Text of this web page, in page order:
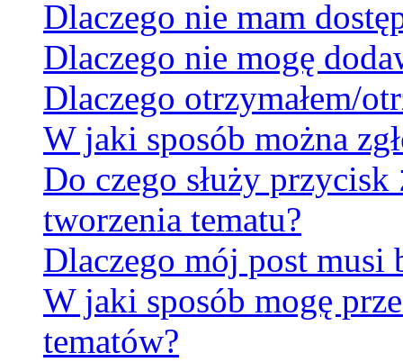
Dlaczego nie mam
Dlaczego nie mogę
Dlaczego otrzymałem/
W jaki sposób można
Do czego służy przycisk
tworzenia tematu?
Dlaczego mój post musi
W jaki sposób mogę
tematów?